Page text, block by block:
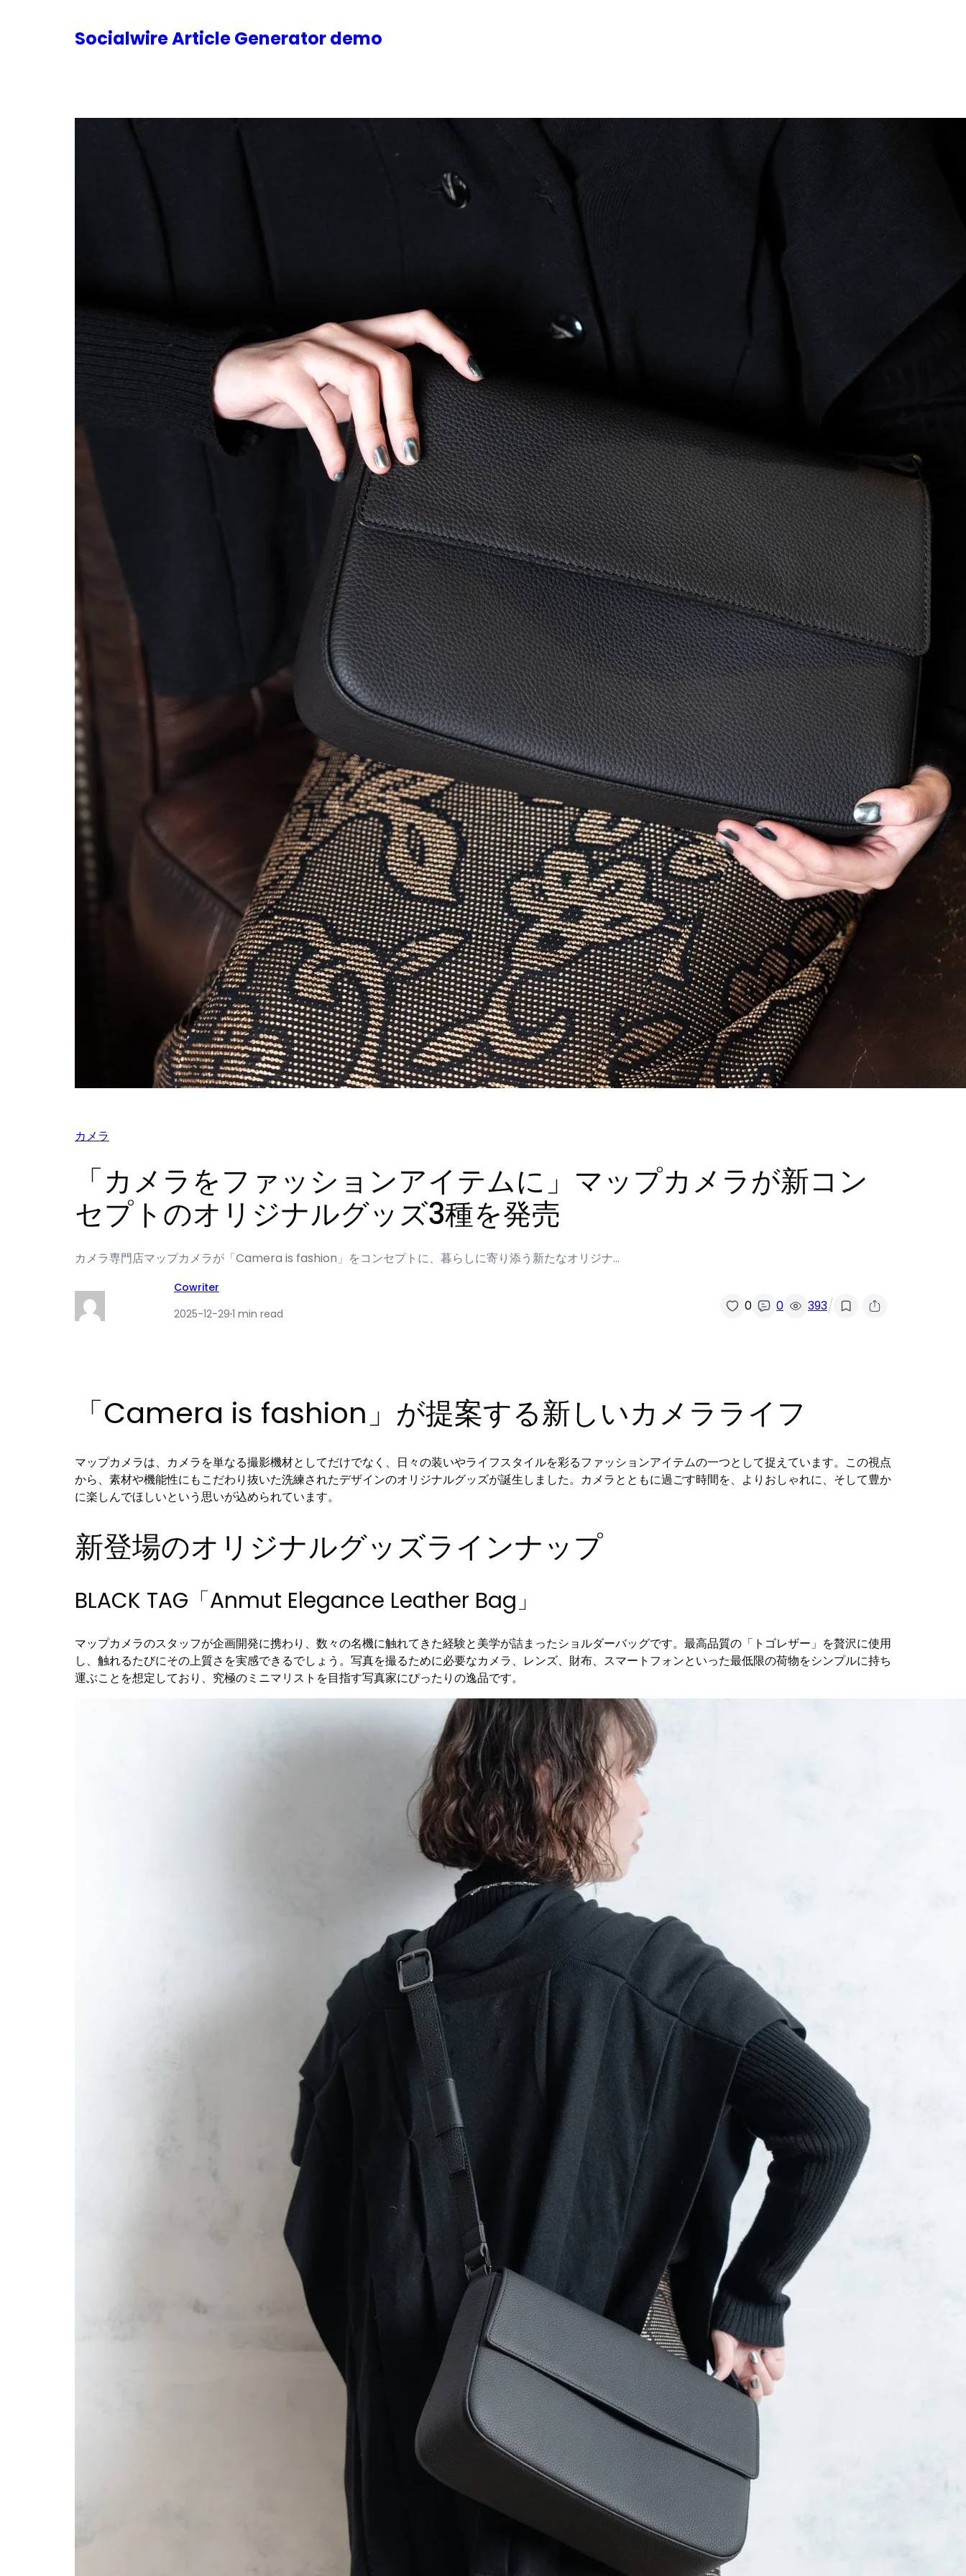
Socialwire Article Generator demo
カメラ
「カメラをファッションアイテムに」マップカメラが新コン
セプトのオリジナルグッズ3種を発売
カメラ専門店マップカメラが「Camera is fashion」をコンセプトに、暮らしに寄り添う新たなオリジナ…
Cowriter
2025-12-29·1 min read 0 0 393/
「Camera is fashion」が提案する新しいカメラライフ
マップカメラは、カメラを単なる撮影機材としてだけでなく、日々の装いやライフスタイルを彩るファッションアイテムの一つとして捉えています。この視点
から、素材や機能性にもこだわり抜いた洗練されたデザインのオリジナルグッズが誕生しました。カメラとともに過ごす時間を、よりおしゃれに、そして豊か
に楽しんでほしいという思いが込められています。
新登場のオリジナルグッズラインナップ
BLACK TAG「Anmut Elegance Leather Bag」
マップカメラのスタッフが企画開発に携わり、数々の名機に触れてきた経験と美学が詰まったショルダーバッグです。最高品質の「トゴレザー」を贅沢に使用
し、触れるたびにその上質さを実感できるでしょう。写真を撮るために必要なカメラ、レンズ、財布、スマートフォンといった最低限の荷物をシンプルに持ち
運ぶことを想定しており、究極のミニマリストを目指す写真家にぴったりの逸品です。